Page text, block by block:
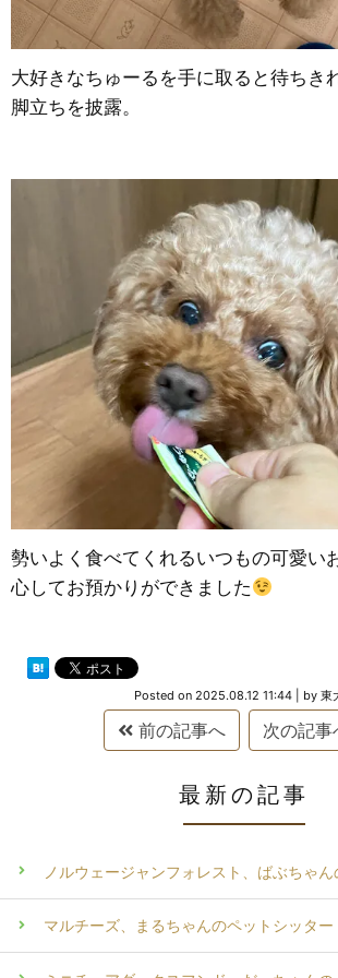
大好きなちゅーるを手に取ると待ちき
脚立ちを披露。
勢いよく食べてくれるいつもの可愛い
心してお預かりができました
Posted on 2025.08.12 11:44 by 東
前の記事へ 次の記事
最新の記事
ノルウェージャンフォレスト、ばぶちゃ
マルチーズ、まるちゃんのペットシッター